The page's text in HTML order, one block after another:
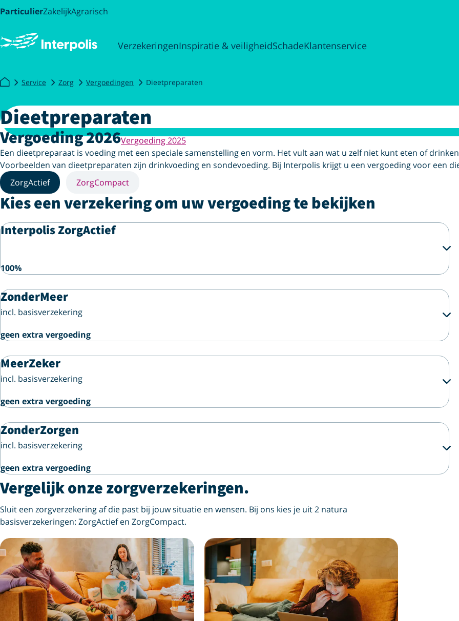
ParticulierZakelijkAgrarisch
VerzekeringenInspiratie & veiligheidSchadeKlantenservice
Service Zorg Vergoedingen Dieetpreparaten
Dieetpreparaten
Vergoeding 2026Vergoeding 2025
Een dieetpreparaat is voeding met een speciale samenstelling en vorm. Het vult aan wat u zelf niet kunt eten of
Voorbeelden van dieetpreparaten zijn drinkvoeding en sondevoeding. Bij Interpolis krijgt u een vergoeding voor een
ZorgActief
ZorgCompact
Kies een verzekering om uw vergoeding te bekijken
Interpolis ZorgActief
100%
ZonderMeer
incl. basisverzekering
geen extra vergoeding
MeerZeker
incl. basisverzekering
geen extra vergoeding
ZonderZorgen
incl. basisverzekering
geen extra vergoeding
Vergelijk onze zorgverzekeringen.
Sluit een zorgverzekering af die past bij jouw situatie en wensen. Bij ons kies je uit 2 natura
basisverzekeringen: ZorgActief en ZorgCompact.